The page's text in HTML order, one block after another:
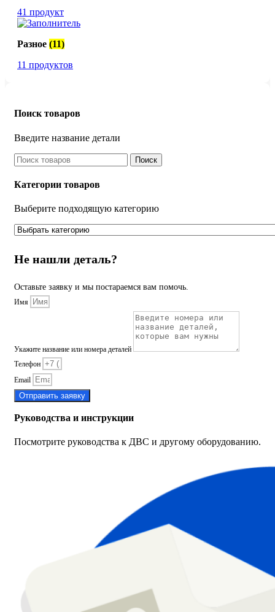
41 продукт
Разное (11)
11 продуктов
Поиск товаров
Введите название детали
Поиск
Категории товаров
Выберите подходящую категорию
Не нашли деталь?
Оставьте заявку и мы постараемся вам помочь.
Имя
Укажите название или номера деталей
Телефон
Email
Отправить заявку
Руководства и инструкции
Посмотрите руководства к ДВС и другому оборудованию.